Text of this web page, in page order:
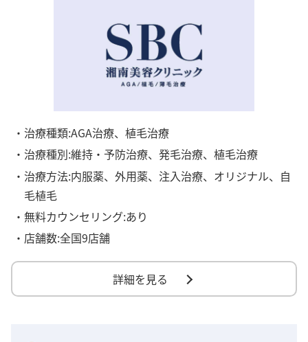
・治療種類:AGA治療、植毛治療
・治療種別:維持・予防治療、発毛治療、植毛治療
・治療方法:内服薬、外用薬、注入治療、オリジナル、自
毛植毛
・無料カウンセリング:あり
・店舗数:全国9店舗
詳細を見る